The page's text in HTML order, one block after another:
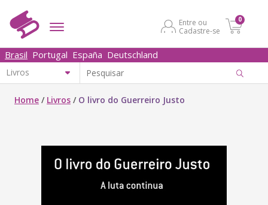
Entre ou
Cadastre-se
0
Brasil Portugal España Deutschland
Home / Livros / O livro do Guerreiro Justo